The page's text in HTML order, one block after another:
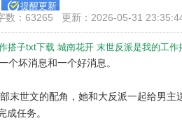
提醒更新
：63265 更新：2026-05-31
搭子txt下载 城南花开 末世反派是我的工作
坏消息和一个好消息。
末世文的配角，她和大反派一起给男主
成任务。